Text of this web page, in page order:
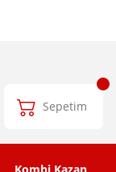
Sepetim
Kombi Kazan